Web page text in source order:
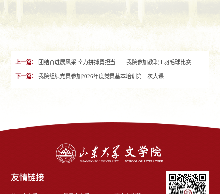
上一篇： 团结奋进展风采 奋力拼搏勇担当——我院参加教职工羽毛球比赛
下一篇： 我院组织党员参加2026年度党员基本培训第一次大课
友情链接